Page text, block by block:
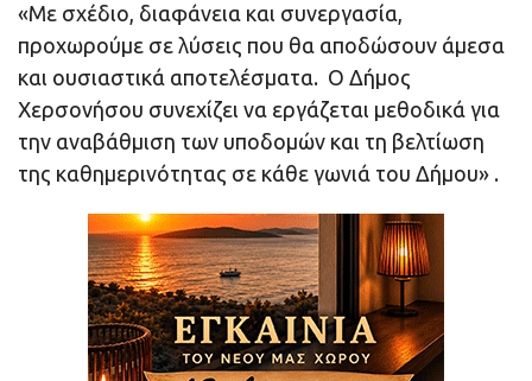
«Με σχέδιο, διαφάνεια και συνεργασία,
προχωρούμε σε λύσεις που θα αποδώσουν άμεσα
και ουσιαστικά αποτελέσματα. Ο Δήμος
Χερσονήσου συνεχίζει να εργάζεται μεθοδικά για
την αναβάθμιση των υποδομών και τη βελτίωση
της καθημερινότητας σε κάθε γωνιά του Δήμου» .